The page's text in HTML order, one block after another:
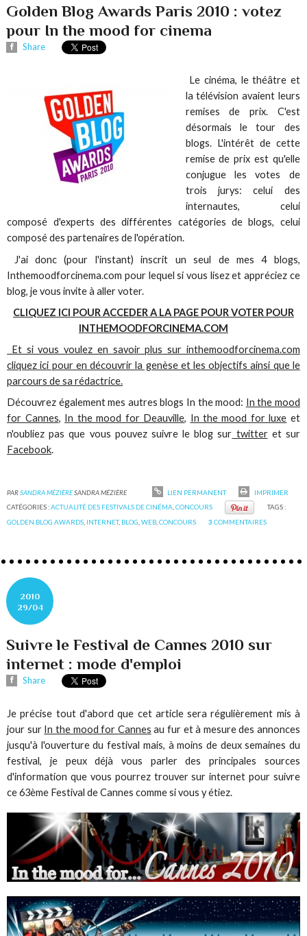
Golden Blog Awards Paris 2010 : votez
pour In the mood for cinema
Share
Le cinéma, le théâtre et
la télévision avaient leurs
remises de prix. C'est
désormais le tour des
blogs. L'intérêt de cette
remise de prix est qu'elle
conjugue les votes de
trois jurys: celui des
internautes, celui
composé d'experts des différentes catégories de blogs, celui
composé des partenaires de l'opération.
J'ai donc (pour l'instant) inscrit un seul de mes 4 blogs,
Inthemoodforcinema.com pour lequel si vous lisez et appréciez ce
blog, je vous invite à aller voter.
CLIQUEZ ICI POUR ACCEDER A LA PAGE POUR VOTER POUR
INTHEMOODFORCINEMA.COM
Et si vous voulez en savoir plus sur inthemoodforcinema.com
cliquez ici pour en découvrir la genèse et les objectifs ainsi que le
parcours de sa rédactrice.
Découvrez également mes autres blogs In the mood: In the mood
for Cannes, In the mood for Deauville, In the mood for luxe et
n'oubliez pas que vous pouvez suivre le blog sur twitteret sur
Facebook.
PARSANDRA MÉZIÈRESANDRA MÉZIÈRE LIEN PERMANENT
IMPRIMER
CATÉGORIES :ACTUALITÉ DES FESTIVALS DE CINÉMA ,CONCOURS
TAGS :
GOLDEN BLOG AWARDS INTERNET, BLOG ,WEB ,CONCOURS 3 COMMENTAIRES
2010
29/04
Suivre le Festival de Cannes 2010 sur
internet : mode d'emploi
Share
Je précise tout d'abord que cet article sera régulièrement mis à
jour sur In the mood for Cannes au fur et à mesure des annonces
jusqu'à l'ouverture du festival mais, à moins de deux semaines du
festival, je peux déjà vous parler des principales sources
d'information que vous pourrez trouver sur internet pour suivre
ce 63ème Festival de Cannes comme si vous y étiez.